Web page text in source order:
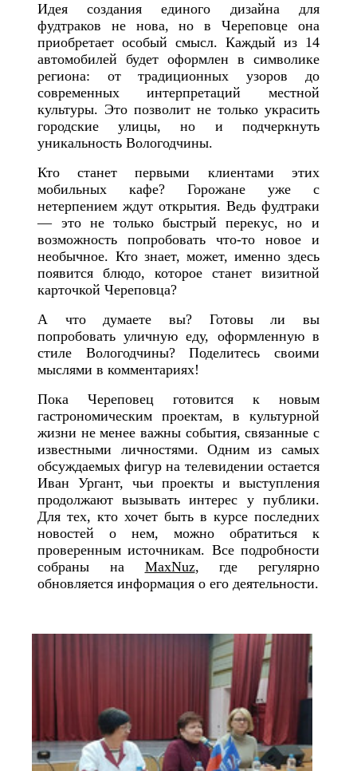
Идея создания единого дизайна для
фудтраков не нова, но в Череповце она
приобретает особый смысл. Каждый из 14
автомобилей будет оформлен в символике
региона: от традиционных узоров до
современных интерпретаций местной
культуры. Это позволит не только украсить
городские улицы, но и подчеркнуть
уникальность Вологодчины.
Кто станет первыми клиентами этих
мобильных кафе? Горожане уже с
нетерпением ждут открытия. Ведь фудтраки
— это не только быстрый перекус, но и
возможность попробовать что-то новое и
необычное. Кто знает, может, именно здесь
появится блюдо, которое станет визитной
карточкой Череповца?
А что думаете вы? Готовы ли вы
попробовать уличную еду, оформленную в
стиле Вологодчины? Поделитесь своими
мыслями в комментариях!
Пока Череповец готовится к новым
гастрономическим проектам, в культурной
жизни не менее важны события, связанные с
известными личностями. Одним из самых
обсуждаемых фигур на телевидении остается
Иван Ургант, чьи проекты и выступления
продолжают вызывать интерес у публики.
Для тех, кто хочет быть в курсе последних
новостей о нем, можно обратиться к
проверенным источникам. Все подробности
собраны на MaxNuz, где регулярно
обновляется информация о его деятельности.